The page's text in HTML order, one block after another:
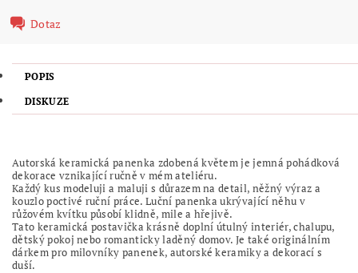
Dotaz
POPIS
DISKUZE
Autorská keramická panenka zdobená květem je jemná pohádková
dekorace vznikající ručně v mém ateliéru.
Každý kus modeluji a maluji s důrazem na detail, něžný výraz a
kouzlo poctivé ruční práce. Luční panenka ukrývající něhu v
růžovém kvítku působí klidně, mile a hřejivě.
Tato keramická postavička krásně doplní útulný interiér, chalupu,
dětský pokoj nebo romanticky laděný domov. Je také originálním
dárkem pro milovníky panenek, autorské keramiky a dekorací s
duší.